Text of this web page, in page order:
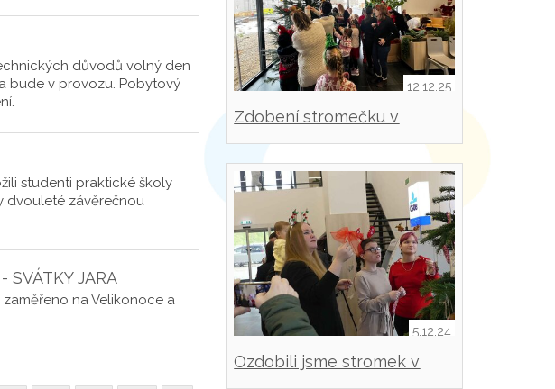
důvodů volný den
bude v provozu. Pobytový
studenti praktické školy
dvouleté závěrečnou
JARA
na Velikonoce a
12.12.25
Zdobení stromečku v
Rakovník
5.12.24
Ozdobili jsme stromek v